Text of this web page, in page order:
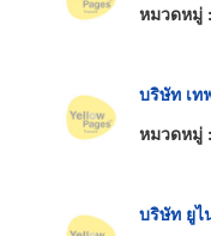
หมวดหมู่ :
บริษัท เท
หมวดหมู่ :
บริษัท ยูไ